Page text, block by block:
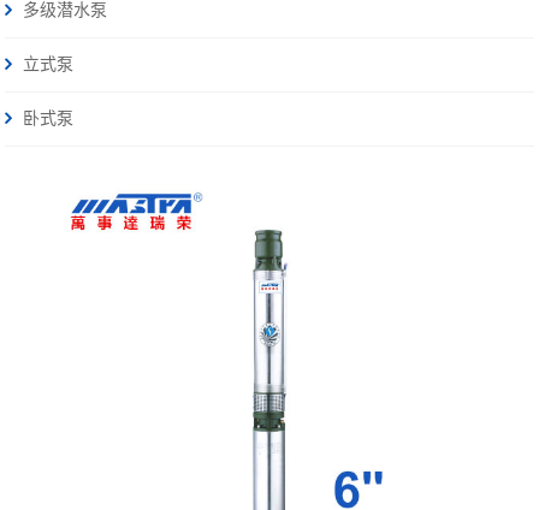
多级潜水泵
立式泵
卧式泵